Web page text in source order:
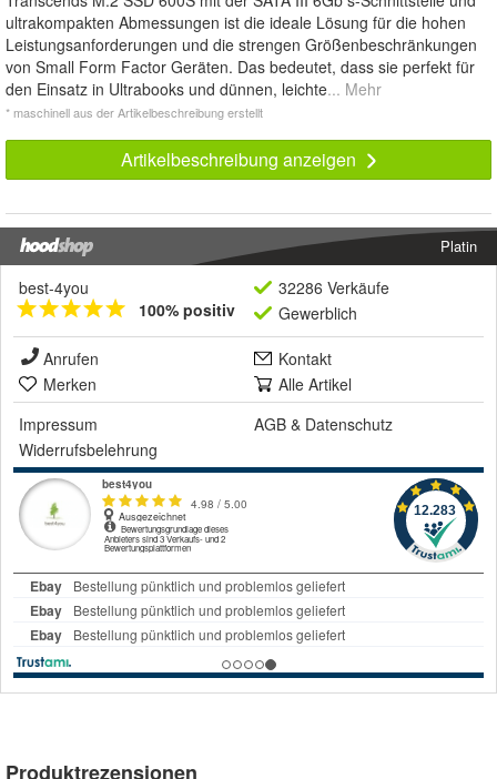
ultrakompakten Abmessungen ist die ideale Lösung für die hohen
Leistungsanforderungen und die strengen Größenbeschränkungen
von Small Form Factor Geräten. Das bedeutet, dass sie perfekt für
den Einsatz in Ultrabooks und dünnen, leichte... Mehr
* maschinell aus der Artikelbeschreibung erstellt
Artikelbeschreibung anzeigen
Platin
best-4you
100% positiv
32286 Verkäufe
Gewerblich
Anrufen
Kontakt
Merken
Alle Artikel
Impressum
AGB & Datenschutz
Widerrufsbelehrung
Produktrezensionen